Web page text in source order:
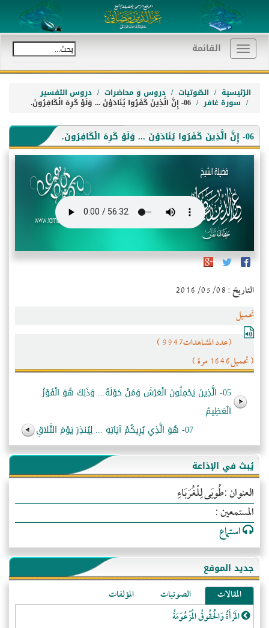
Toggle
navigation
القائمة
الرّئيسية الصّوتيات دروس و محاضرات دروس التفسير
سورة غافر 06- إِنَّ الَّذِينَ كَفَرُوا يُنَادَوْنَ ... وَلَوْ كَرِهَ الْكَافِرُونَ.
06- إِنَّ الَّذِينَ كَفَرُوا يُنَادَوْنَ ... وَلَوْ كَرِهَ الْكَافِرُونَ.
التاريخ : 2016/05/08
تحميل
(عدد المشاهدات9947 )
( تحميل1646 مرة )
05- الَّذِينَ يَحْمِلُونَ الْعَرْشَ وَمَنْ حَوْلَهُ... وَذَلِكَ هُوَ الْفَوْزُ
الْعَظِيمُ
07- هُوَ الَّذِي يُرِيكُمْ آيَاتِهِ ... لِيُنذِرَ يَوْمَ التَّلاقِ
يُبث في الإذاعة
العنوان :طُوبَى لِلْغُرَبَاءِ
المستمعين :
استماع
جديد الموقع
المقالات الصوتيات
المؤلفات
المَرْأَةُ وَالْحُقُوقُ الْمَزْعُوَمَةُ